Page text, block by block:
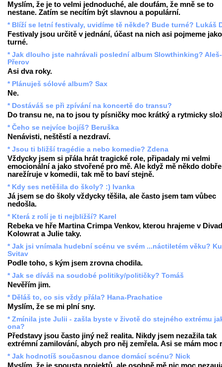
Myslím, že je to velmi jednoduché, ale doufám, že mně se to
nestane. Zatím se necítím být slavnou a populární.
* Blíží se letní festivaly, uvidíme tě někde? Bude turné? Lukáš
Festivaly jsou určitě v jednání, účast na nich asi pojmeme jako
turné.
* Jak dlouho jste nahrávali poslední album Slowthinking? Aleš-
Přerov
Asi dva roky.
* Plánuješ sólové album? Sax
Ne.
* Dostáváš se při zpívání na koncertě do transu?
Do transu ne, na to jsou ty písničky moc krátký a rytmicky
* Čeho se nejvíce bojíš? Beruška
Nenávisti, neštěstí a nezdraví.
* Jsou ti bližší tragédie a nebo komedie? Zdena
Vždycky jsem si přála hrát tragické role, připadaly mi velmi
emocionální a jako stvořené pro mě. Ale když mě někdo dobře
narežíruje v komedii, tak mě to baví stejně.
* Kdy ses netěšila do školy? :) Ivanka
Já jsem se do školy vždycky těšila, ale často jsem tam vůbec
nedošla.
* Která z rolí je ti nejbližší? Karel
Rebeka ve hře Martina Crimpa Venkov, kterou hrajeme v
Kolowrat a Julie taky.
* Jak jsi vnímala hudební scénu ve svém ...náctiletém věku?
Svitav
Podle toho, s kým jsem zrovna chodila.
* Jak se díváš na soudobé politiky/političky? Tomáš
Nevěřím jim.
* Děláš to, co sis vždy přála? Hana-Prachatice
Myslím, že se mi plní sny.
* Zmínila jste Julii - zašla byste v životě do stejného extrému
ona?
Představy jsou často jiný než realita. Nikdy jsem nezažila tak
extrémní zamilování, abych pro něj zemřela. Asi se mám moc
* Jak hodnotíš současnou dance domácí scénu? Nick